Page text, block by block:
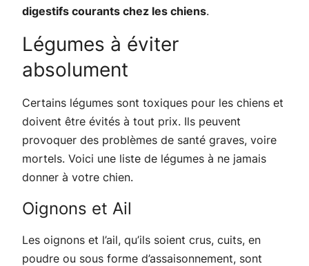
digestifs courants chez les chiens.
Légumes à éviter
absolument
Certains légumes sont toxiques pour les chiens et
doivent être évités à tout prix. Ils peuvent
provoquer des problèmes de santé graves, voire
mortels. Voici une liste de légumes à ne jamais
donner à votre chien.
Oignons et Ail
Les oignons et l’ail, qu’ils soient crus, cuits, en
poudre ou sous forme d’assaisonnement, sont